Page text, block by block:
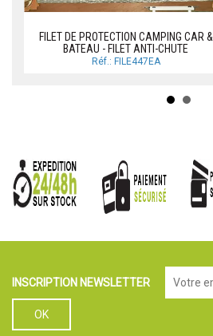
FILET DE PROTECTION CAMPING CAR &
BATEAU - FILET ANTI-CHUTE
Réf.: FILE447EA
INSCRIPTION NEWSLETTER